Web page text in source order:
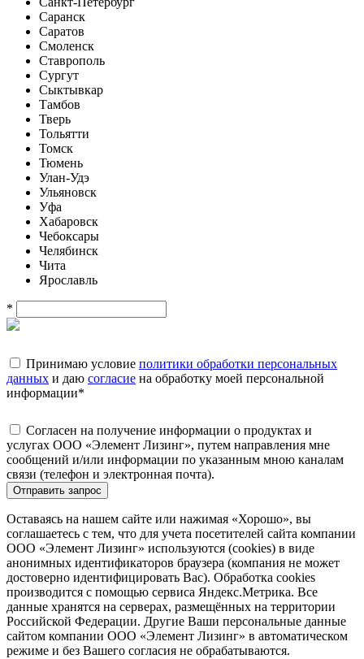
Саранск
Саратов
Смоленск
Ставрополь
Сургут
Сыктывкар
Тамбов
Тверь
Тольятти
Томск
Тюмень
Улан-Удэ
Ульяновск
Уфа
Хабаровск
Чебоксары
Челябинск
Чита
Ярославль
*
Принимаю условие политики обработки персональных
данных и даю согласие на обработку моей персональной
информации*
Согласен на получение информации о продуктах и
услугах ООО «Элемент Лизинг», путем направления мне
сообщений и/или информации по указанным мною каналам
связи (телефон и электронная почта).
Отправить запрос
Оставаясь на нашем сайте или нажимая «Хорошо», вы
соглашаетесь с тем, что для учета посетителей сайта компании
ООО «Элемент Лизинг» используются (cookies) в виде
анонимных идентификаторов браузера (компания не может
достоверно идентифицировать Вас). Обработка cookies
производится с помощью сервиса Яндекс.Метрика. Все
данные хранятся на серверах, размещённых на территории
Российской Федерации. Другие Ваши персональные данные
сайтом компании ООО «Элемент Лизинг» в автоматическом
режиме и без Вашего согласия не обрабатываются.